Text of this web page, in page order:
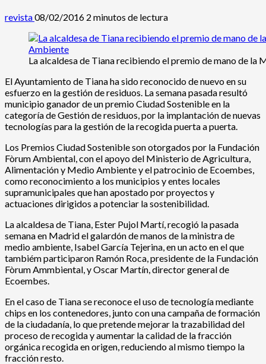
revista08/02/2016 2 minutos de lectura
La alcaldesa de Tiana recibiendo el premio de mano de
El Ayuntamiento de Tiana ha sido reconocido de nuevo en su
esfuerzo en la gestión de residuos. La semana pasada resultó
municipio ganador de un premio Ciudad Sostenible en la
categoría de Gestión de residuos, por la implantación de nuevas
tecnologías para la gestión de la recogida puerta a puerta.
Los Premios Ciudad Sostenible son otorgados por la Fundación
Fòrum Ambiental, con el apoyo del Ministerio de Agricultura,
Alimentación y Medio Ambiente y el patrocinio de Ecoembes,
como reconocimiento a los municipios y entes locales
supramunicipales que han apostado por proyectos y
actuaciones dirigidos a potenciar la sostenibilidad.
La alcaldesa de Tiana, Ester Pujol Martí, recogió la pasada
semana en Madrid el galardón de manos de la ministra de
medio ambiente, Isabel García Tejerina, en un acto en el que
tambiém participaron Ramón Roca, presidente de la Fundación
Fòrum Ammbiental, y Oscar Martín, director general de
Ecoembes.
En el caso de Tiana se reconoce el uso de tecnología mediante
chips en los contenedores, junto con una campaña de formación
de la ciudadanía, lo que pretende mejorar la trazabilidad del
proceso de recogida y aumentar la calidad de la fracción
orgánica recogida en origen, reduciendo al mismo tiempo la
fracción resto.